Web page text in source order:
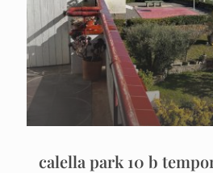
calella park 10 b